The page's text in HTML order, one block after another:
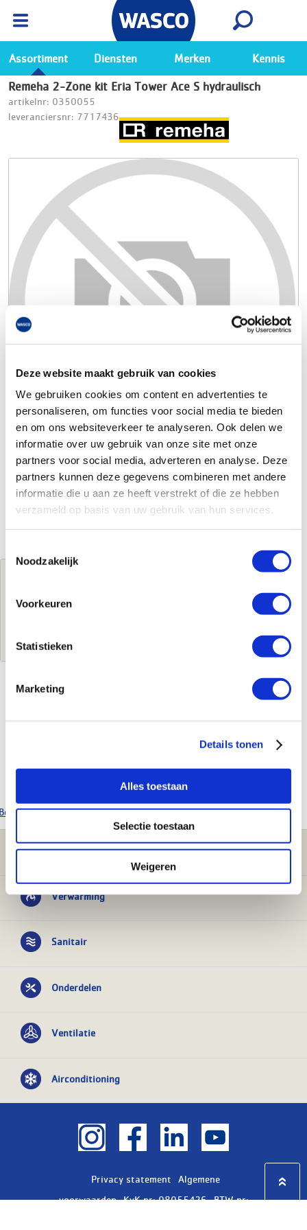
Deze website maakt gebruik van cookies
We gebruiken cookies om content en advertenties te
personaliseren, om functies voor social media te bieden
en om ons websiteverkeer te analyseren. Ook delen we
informatie over uw gebruik van onze site met onze
partners voor social media, adverteren en analyse. Deze
partners kunnen deze gegevens combineren met andere
informatie die u aan ze heeft verstrekt of die ze hebben
verzameld op basis van uw gebruik van hun services.
Noodzakelijk
Voorkeuren
Statistieken
Marketing
Details tonen
Alles toestaan
Selectie toestaan
Weigeren
Ga naar de Wasco app
Bekijk
Assortiment Diensten Merken Kennis
Remeha 2-Zone kit Eria Tower Ace S hydraulisch
artikelnr: 0350055
leveranciersnr: 7717436
Aansluitset
alle Remeha producten
Klantenservice
Verwarming
Sanitair
Onderdelen
Ventilatie
Airconditioning
Privacy statement
Algemene
voorwaarden KvK nr: 08055426 BTW nr: